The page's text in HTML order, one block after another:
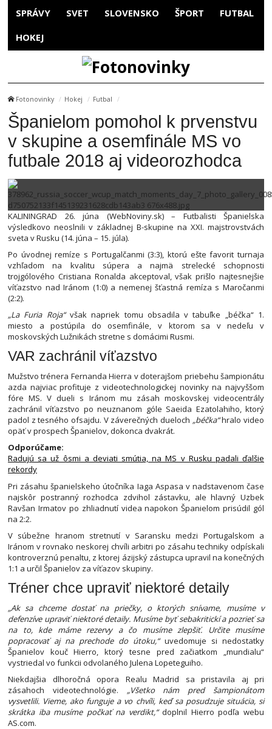
SPRÁVY SVET SLOVENSKO ŠPORT FUTBAL
HOKEJ
Fotonovinky Hokej Futbal
Španielom pomohol k prvenstvu
v skupine a osemfinále MS vo
futbale 2018 aj videorozhodca
KALININGRAD 26. júna (WebNoviny.sk) – Futbalisti Španielska
výsledkovo neoslnili v základnej B-skupine na XXI. majstrovstvách
sveta v Rusku (14. júna – 15. júla).
Po úvodnej remíze s Portugalčanmi (3:3), ktorú ešte favorit turnaja
vzhľadom na kvalitu súpera a najmä strelecké schopnosti
trojgólového Cristiana Ronalda akceptoval, však prišlo najtesnejšie
víťazstvo nad Iránom (1:0) a nemenej šťastná remíza s Maročanmi
(2:2).
„La Furia Roja“však napriek tomu obsadila v tabuľke „béčka“ 1.
miesto a postúpila do osemfinále, v ktorom sa v nedeľu v
moskovských Lužnikách stretne s domácimi Rusmi.
VAR zachránil víťazstvo
Mužstvo trénera Fernanda Hierra v doterajšom priebehu šampionátu
azda najviac profituje z videotechnologickej novinky na najvyššom
fóre MS. V dueli s Iránom mu zásah moskovskej videocentrály
zachránil víťazstvo po neuznanom góle Saeida Ezatolahiho, ktorý
padol z tesného ofsajdu. V záverečných dueloch „béčka“hralo video
opäť v prospech Španielov, dokonca dvakrát.
Odporúčame:
Radujú sa už ôsmi a deviati smútia, na MS v Rusku padali ďalšie
rekordy
Pri zásahu španielskeho útočníka Iaga Aspasa v nadstavenom čase
najskôr postranný rozhodca zdvihol zástavku, ale hlavný Uzbek
Ravšan Irmatov po zhliadnutí videa napokon Španielom prisúdil gól
na 2:2.
V súbežne hranom stretnutí v Saransku medzi Portugalskom a
Iránom v rovnako neskorej chvíli arbitri po zásahu techniky odpískali
kontroverznú penaltu, z ktorej ázijský zástupca upravil na konečných
1:1 a určil Španielov za víťazov skupiny.
Tréner chce upraviť niektoré detaily
„Ak sa chceme dostať na priečky, o ktorých snívame, musíme v
defenzíve upraviť niektoré detaily. Musíme byť sebakritickí a pozrieť sa
na to, kde máme rezervy a čo musíme zlepšiť. Určite musíme
popracovať aj na prechode do útoku,“uvedomuje si nedostatky
Španielov kouč Hierro, ktorý tesne pred začiatkom „mundialu“
vystriedal vo funkcii odvolaného Julena Lopeteguiho.
Niekdajšia dlhoročná opora Realu Madrid sa pristavila aj pri
zásahoch videotechnológie. „Všetko nám pred šampionátom
vysvetlili. Vieme, ako funguje a vo chvíli, keď sa posudzuje situácia, si
skrátka iba musíme počkať na verdikt,“doplnil Hierro podľa webu
AS.com.